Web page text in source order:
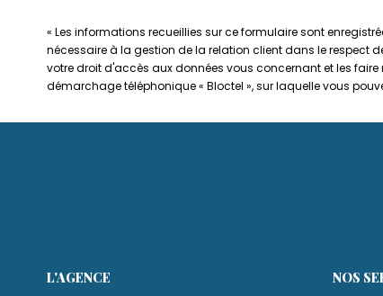
« Les informations recueillies sur ce formulaire sont
nécessaire à la gestion de la relation client dans le respect
votre droit d'accès aux données vous concernant et les
démarchage téléphonique « Bloctel », sur laquelle vous
L'AGENCE NOS